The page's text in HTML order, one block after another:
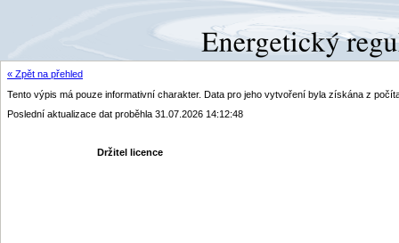
« Zpět na přehled
Tento výpis má pouze informativní charakter. Data pro jeho vytvoření byla získána z
Poslední aktualizace dat proběhla 31.07.2026 14:12:48
Držitel licence